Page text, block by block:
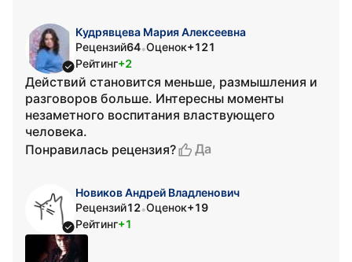
Кудрявцева Мария Алексеевна
Рецензий64•Оценок+121
Рейтинг+2
Действий становится меньше, размышления и
разговоров больше. Интересны моменты
незаметного воспитания властвующего
человека.
Понравилась рецензия?
Да
Новиков Андрей Владленович
Рецензий12•Оценок+19
Рейтинг+1